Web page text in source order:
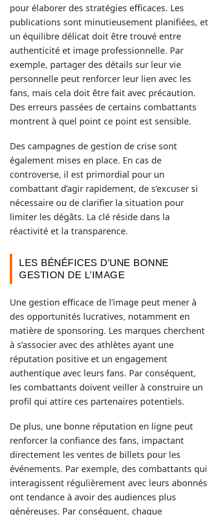
pour élaborer des stratégies efficaces. Les
publications sont minutieusement planifiées, et
un équilibre délicat doit être trouvé entre
authenticité et image professionnelle. Par
exemple, partager des détails sur leur vie
personnelle peut renforcer leur lien avec les
fans, mais cela doit être fait avec précaution.
Des erreurs passées de certains combattants
montrent à quel point ce point est sensible.
Des campagnes de gestion de crise sont
également mises en place. En cas de
controverse, il est primordial pour un
combattant d’agir rapidement, de s’excuser si
nécessaire ou de clarifier la situation pour
limiter les dégâts. La clé réside dans la
réactivité et la transparence.
LES BÉNÉFICES D’UNE BONNE
GESTION DE L’IMAGE
Une gestion efficace de l’image peut mener à
des opportunités lucratives, notamment en
matière de sponsoring. Les marques cherchent
à s’associer avec des athlètes ayant une
réputation positive et un engagement
authentique avec leurs fans. Par conséquent,
les combattants doivent veiller à construire un
profil qui attire ces partenaires potentiels.
De plus, une bonne réputation en ligne peut
renforcer la confiance des fans, impactant
directement les ventes de billets pour les
événements. Par exemple, des combattants qui
interagissent régulièrement avec leurs abonnés
ont tendance à avoir des audiences plus
généreuses. Par conséquent, chaque